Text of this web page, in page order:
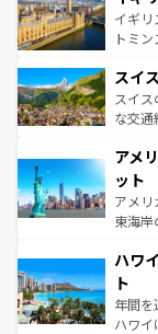
らに
も豊
を参
ルリン
して
は、お
ドイツ
イギリ
トミ
リア
ティ
戦など
ンツ一
スイス
スイ
な交通
の建物
博物
ことが
者向け
着の
アメ
ット
アメリ
東海岸
のよう
ンメ
西部に
スト
ハワ
ト
年間を
ハワイ